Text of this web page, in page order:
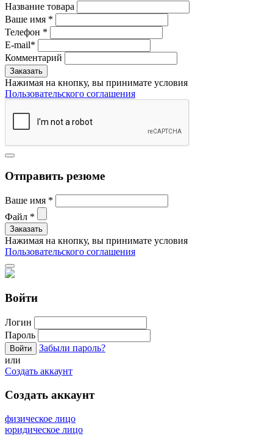
Название товара
Ваше имя *
Телефон *
E-mail*
Комментарий
Нажимая на кнопку, вы принимате условия
Пользовательского соглашения
Отправить резюме
Ваше имя *
Файл *
Нажимая на кнопку, вы принимате условия
Пользовательского соглашения
Войти
Логин
Пароль
Забыли пароль?
или
Создать аккаунт
Создать аккаунт
физическое лицо
юридическое лицо